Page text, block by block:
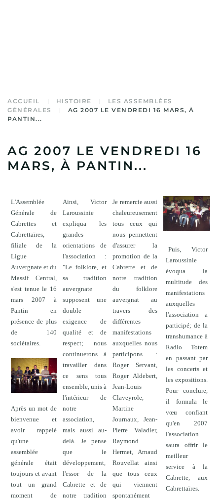
ACCUEIL HISTOIRE
LES ASSEMBLÉES
GÉNÉRALES
AG 2007 LE VENDREDI 16 MARS, À
PANTIN...
AG 2007 LE VENDREDI 16
MARS, À PANTIN...
L'Assemblée
Générale de
Cabrettes et
Cabrettaïres,
filiale de la
Ligue
Auvergnate et du
Massif Central,
s'est tenue le 16
mars 2007 à
Pantin en
présence de plus
de 140
sociétaires.
Après un mot de
bienvenue et
avoir rappelé
qu'une
assemblée
générale était
toujours et avant
tout un grand
moment de
Ainsi, Victor
Laroussinie
expliqua les
grandes
orientations de
l'association :
"Le folklore, et
sa tradition
auvergnate
supposent une
double
exigence de
qualité et de
respect; nous
continuerons à
travailler dans
ce sens tous
ensemble, unis à
l'intérieur de
notre
association,
mais aussi au-
delà. Je pense
que le
développement,
l'essor de la
Cabrette et de
notre tradition
Je remercie aussi
chaleureusement
tous ceux qui
nous permettent
d'assurer la
promotion de la
Cabrette et de
notre tradition
du folklore
auvergnat au
travers des
différentes
manifestations
auxquelles nous
participons :
Roger Servant,
Roger Aldebert,
Jean-Louis
Claveyrole,
Martine
Journaux, Jean-
Pierre Valadier,
Raymond
Hermet, Arnaud
Rouvellat ainsi
que tous ceux
qui viennent
spontanément
Puis, Victor
Laroussinie
évoqua la
multitude des
manifestations
auxquelles
l'association a
participé; de la
transhumance à
Radio Totem
en passant par
les concerts et
les expositions.
Pour conclure,
il formula le
vœu confiant
qu'en 2007
l'association
saura offrir le
meilleur
service à la
Cabrette, aux
Cabrettaïres.